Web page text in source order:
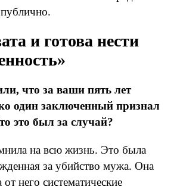
и готова нести
что за ваши пять лет
один заключенный признал
это был за случай?
на всю жизнь. Это была
за убийство мужа. Она
от него систематические